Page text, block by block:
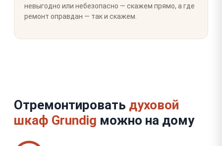
невыгодно или небезопасно — скажем прямо, а где
ремонт оправдан — так и скажем.
Отремонтировать духовой
шкаф Grundig можно на дому